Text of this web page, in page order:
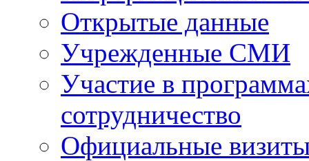
Открытые данные
Учрежденные СМИ
Участие в
сотрудничество
Официальные